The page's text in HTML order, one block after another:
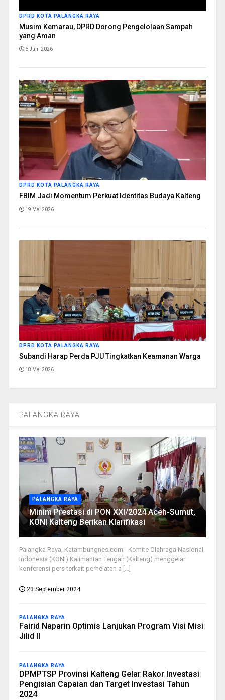
DPRD KOTA PALANGKA RAYA
Musim Kemarau, DPRD Dorong Pengelolaan Sampah
yang Aman
6 Juni 2026
DPRD KOTA PALANGKA RAYA
FBIM Jadi Momentum Perkuat Identitas Budaya Kalteng
19 Mei 2026
DPRD KOTA PALANGKA RAYA
Subandi Harap Perda PJU Tingkatkan Keamanan Warga
18 Mei 2026
PALANGKA RAYA
PALANGKA RAYA
Minim Prestasi di PON XXI/2024 Aceh-Sumut,
KONI Kalteng Berikan Klarifikasi
Palangka Raya, Katambungnes.com - Komite Olahraga Nasional
Indonesia (KONI) Kalimantan Tengah (Kalteng) menggelar
konferensi pers terkait perhelatan a [...]
23 September 2024
PALANGKA RAYA
Fairid Naparin Optimis Lanjukan Program Visi Misi
Jilid II
PALANGKA RAYA
DPMPTSP Provinsi Kalteng Gelar Rakor Investasi
Pengisian Capaian dan Target Investasi Tahun
2024